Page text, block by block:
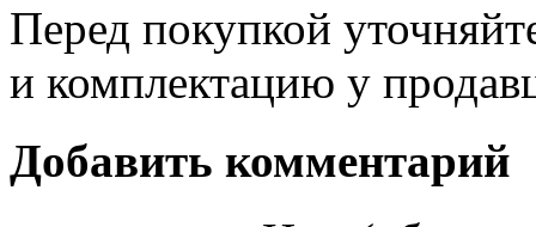
Перед покупкой
и комплектацию у
Добавить комментарий